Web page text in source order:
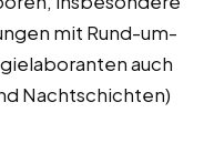
mit Rund-um-
auch
Nachtschichten)